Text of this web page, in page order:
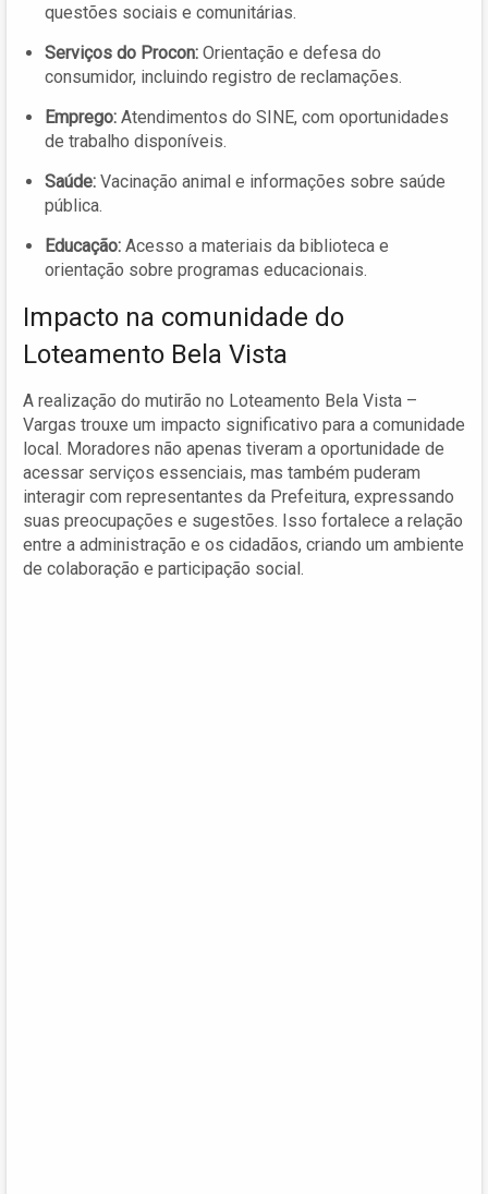
questões sociais e comunitárias.
Serviços do Procon: Orientação e defesa do
consumidor, incluindo registro de reclamações.
Emprego: Atendimentos do SINE, com oportunidades
de trabalho disponíveis.
Saúde: Vacinação animal e informações sobre saúde
pública.
Educação: Acesso a materiais da biblioteca e
orientação sobre programas educacionais.
Impacto na comunidade do
Loteamento Bela Vista
A realização do mutirão no Loteamento Bela Vista –
Vargas trouxe um impacto significativo para a comunidade
local. Moradores não apenas tiveram a oportunidade de
acessar serviços essenciais, mas também puderam
interagir com representantes da Prefeitura, expressando
suas preocupações e sugestões. Isso fortalece a relação
entre a administração e os cidadãos, criando um ambiente
de colaboração e participação social.